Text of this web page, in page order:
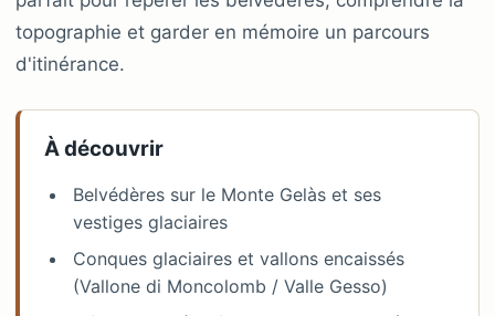
topographie et garder en mémoire un parcours
d'itinérance.
À découvrir
Belvédères sur le Monte Gelàs et ses
vestiges glaciaires
Conques glaciaires et vallons encaissés
(Vallone di Moncolomb / Valle Gesso)